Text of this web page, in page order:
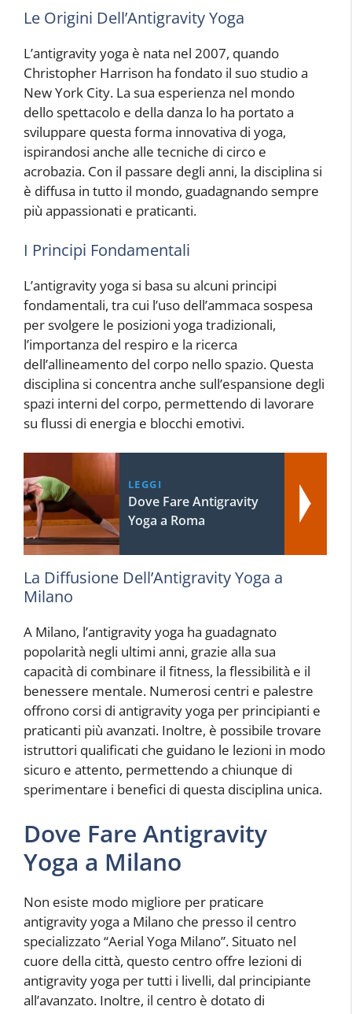
Le Origini Dell’Antigravity Yoga
L’antigravity yoga è nata nel 2007, quando
Christopher Harrison ha fondato il suo studio a
New York City. La sua esperienza nel mondo
dello spettacolo e della danza lo ha portato a
sviluppare questa forma innovativa di yoga,
ispirandosi anche alle tecniche di circo e
acrobazia. Con il passare degli anni, la disciplina si
è diffusa in tutto il mondo, guadagnando sempre
più appassionati e praticanti.
I Principi Fondamentali
L’antigravity yoga si basa su alcuni principi
fondamentali, tra cui l’uso dell’ammaca sospesa
per svolgere le posizioni yoga tradizionali,
l’importanza del respiro e la ricerca
dell’allineamento del corpo nello spazio. Questa
disciplina si concentra anche sull’espansione degli
spazi interni del corpo, permettendo di lavorare
su flussi di energia e blocchi emotivi.
LEGGI
Dove Fare Antigravity
Yoga a Roma
La Diffusione Dell’Antigravity Yoga a
Milano
A Milano, l’antigravity yoga ha guadagnato
popolarità negli ultimi anni, grazie alla sua
capacità di combinare il fitness, la flessibilità e il
benessere mentale. Numerosi centri e palestre
offrono corsi di antigravity yoga per principianti e
praticanti più avanzati. Inoltre, è possibile trovare
istruttori qualificati che guidano le lezioni in modo
sicuro e attento, permettendo a chiunque di
sperimentare i benefici di questa disciplina unica.
Dove Fare Antigravity
Yoga a Milano
Non esiste modo migliore per praticare
antigravity yoga a Milano che presso il centro
specializzato “Aerial Yoga Milano”. Situato nel
cuore della città, questo centro offre lezioni di
antigravity yoga per tutti i livelli, dal principiante
all’avanzato. Inoltre, il centro è dotato di